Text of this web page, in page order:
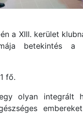
a XIII. kerület
betekintés a
fő.
olyan integrált